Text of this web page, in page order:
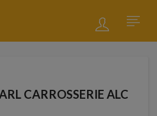
CARROSSERIE ALC